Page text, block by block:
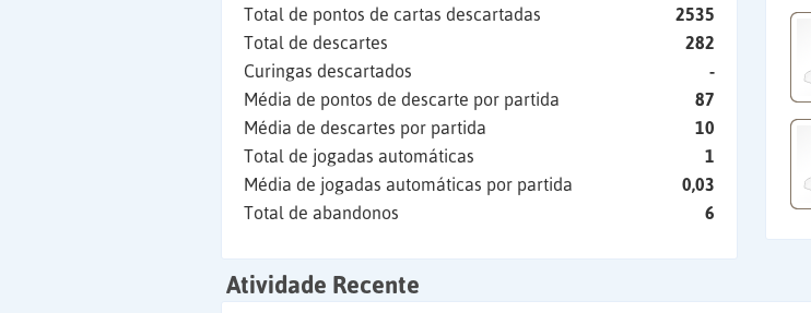
Total de pontos de cartas descartadas
2535
Total de descartes
282
Curingas descartados
-
Média de pontos de descarte por partida
87
Média de descartes por partida
10
Total de jogadas automáticas
1
Média de jogadas automáticas por partida
0,03
Total de abandonos
6
Atividade Recente